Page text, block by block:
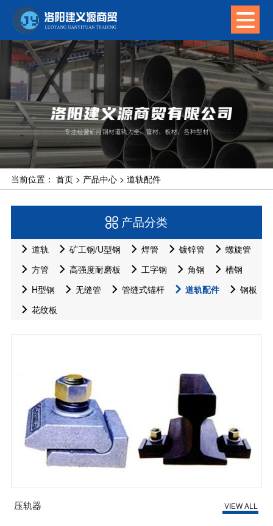
当前位置： 首页> 产品中心> 道轨配件
产品分类
道轨 矿工钢/U型钢 焊管 镀锌管
螺旋管
方管
高强度耐磨板 工字钢 角钢
槽钢
H型钢
无缝管 管缝式锚杆 道轨配件
钢板
花纹板
压轨器 VIEW ALL